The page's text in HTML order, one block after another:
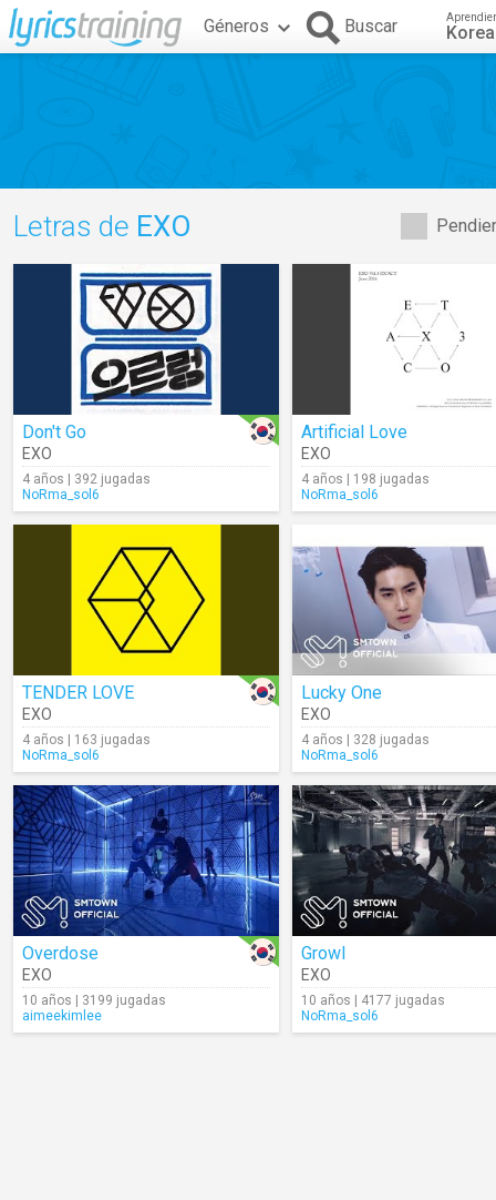
Géneros Buscar
Letras de EXO
Don't Go
EXO
4 años | 392 jugadas
NoRma_sol6
Artificial Love
EXO
4 años | 198 jugadas
NoRma_sol6
TENDER LOVE
EXO
4 años | 163 jugadas
NoRma_sol6
Lucky One
EXO
4 años | 328 jugadas
NoRma_sol6
Overdose
EXO
10 años | 3199 jugadas
aimeekimlee
Growl
EXO
10 años | 4177 jugadas
NoRma_sol6